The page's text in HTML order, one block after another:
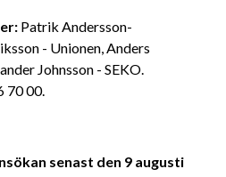
Patrik Andersson-
- Unionen, Anders
Johnsson - SEKO.
70 00.
senast den 9 augusti